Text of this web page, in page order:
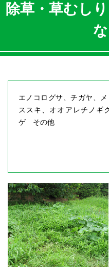
除草・草むし
エノコログサ、チガヤ、
ススキ、オオアレチノギ
ゲ その他